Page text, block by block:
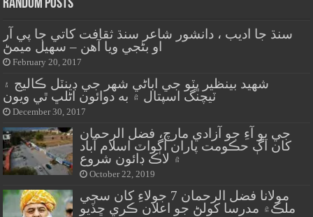
Random Posts
سنڌ جا اديب ، دانشور شاعر سنڌ ثقافت کاتي جا پي آر
او بڻجي ويا آهن – سهيل ميمڻ
February 20, 2017
شهيد بينظير ڀٽو جي اباڻي شهر جي ڊينٽل ڪاليج ۽
ٽيچنگ اسپتال ۾ به دوائون اڻلڀ ٿي ويون
December 30, 2017
جي يو آءِ جو آزادي مارچ، فضل الرحمان
کان اڳ حڪومت پاران اڳواٽ اسلام آباد
۾ لاڪ ڊائون شروع
October 22, 2019
مولانا فضل الرحمان 7 جولاءِ کان سڄي
ملڪ۾ مدرسا کولڻ جو اعلان ڪري ڇڏيو